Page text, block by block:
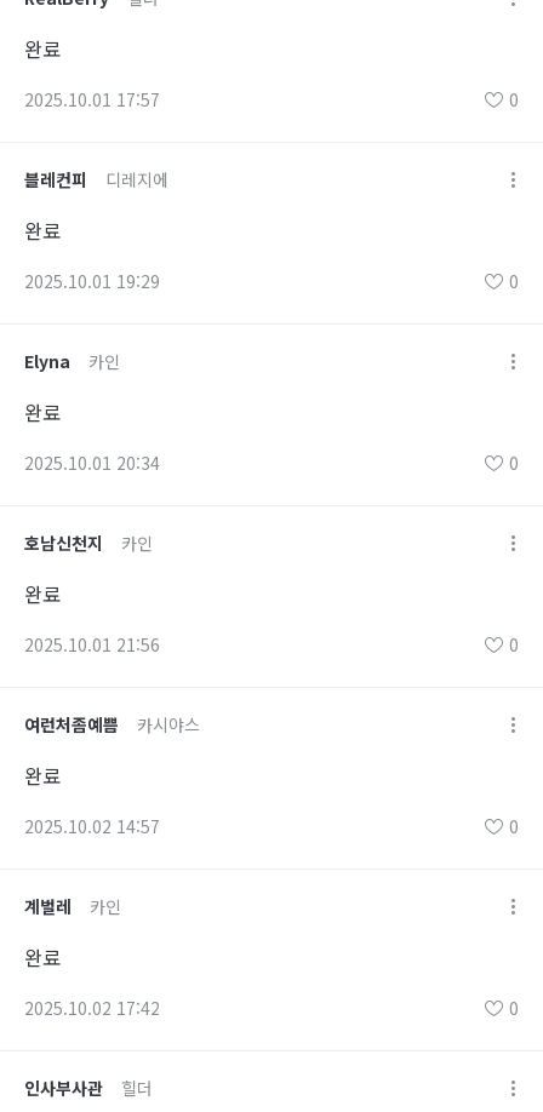
완료
2025.10.01 17:57 0
블레컨피 디레지에
완료
2025.10.01 19:29 0
Elyna 카인
완료
2025.10.01 20:34 0
호남신천지 카인
완료
2025.10.01 21:56 0
여런처좀예쁨 카시야스
완료
2025.10.02 14:57 0
계벌레 카인
완료
2025.10.02 17:42 0
인사부사관 힐더